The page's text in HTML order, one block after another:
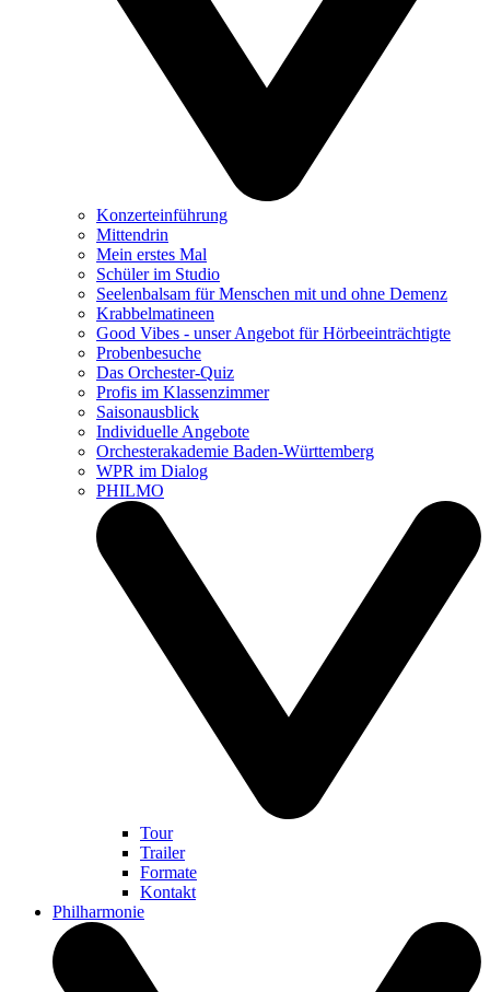
Konzerteinführung
Mittendrin
Mein erstes Mal
Schüler im Studio
Seelenbalsam für Menschen mit und ohne Demenz
Krabbelmatineen
Good Vibes - unser Angebot für Hörbeeinträchtigte
Probenbesuche
Das Orchester-Quiz
Profis im Klassenzimmer
Saisonausblick
Individuelle Angebote
Orchesterakademie Baden-Württemberg
WPR im Dialog
PHILMO
Tour
Trailer
Formate
Kontakt
Philharmonie